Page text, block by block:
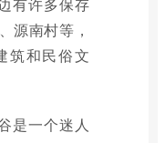
源南村等，
筑和民俗文
是一个迷人